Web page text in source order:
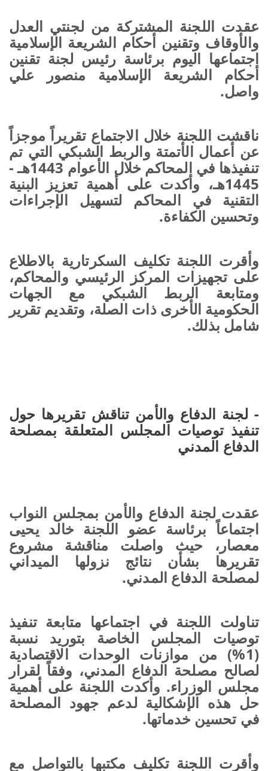
عقدت اللجنة المشتركة من لجنتي العدل
والأوقاف وتقنين أحكام الشريعة الإسلامية
اجتماعها اليوم برئاسة رئيس لجنة تقنين
أحكام الشريعة الإسلامية منصور علي
واصل.
ناقشت اللجنة خلال الاجتماع تقريراً موجزاً
عن أعمال الأتمتة والربط الشبكي التي تم
تنفيذها في المحاكم خلال الأعوام 1443هـ -
1445هـ، وأكدت على أهمية تعزيز البنية
التقنية في المحاكم لتسهيل الإجراءات
وتحسين الكفاءة.
وأقرت اللجنة تكليف السكرتارية بالاطلاع
على تجهيزات المركز الرئيسي والمحاكم،
ومتابعة الربط الشبكي مع الجهات
الحكومية الأخرى ذات الصلة، وتقديم تقرير
شامل بذلك.
- لجنة الدفاع والأمن تناقش تقريرها حول
تنفيذ توصيات المجلس المتعلقة بمصلحة
الدفاع المدني
عقدت لجنة الدفاع والأمن بمجلس النواب
اجتماعاً برئاسة عضو اللجنة خالد يحيى
معصار، حيث واصلت مناقشة مشروع
تقريرها بشأن نتائج نزولها الميداني
لمصلحة الدفاع المدني.
تناولت اللجنة في اجتماعها متابعة تنفيذ
توصيات المجلس الخاصة بتوريد نسبة
(1%) من موازنات الوحدات الاقتصادية
لصالح مصلحة الدفاع المدني، وفقاً لقرار
مجلس الوزراء. وأكدت اللجنة على أهمية
حل هذه الإشكالية لدعم جهود المصلحة
في تحسين خدماتها.
وأقرت اللجنة تكليف مكتبها بالتواصل مع